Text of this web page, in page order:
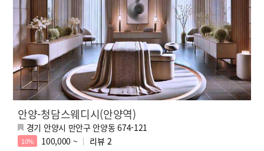
안양-청담스웨디시(안양역)
경기 안양시 만안구 안양동 674-121
10% 100,000 ~ 리뷰 2